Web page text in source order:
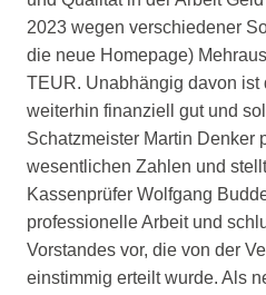
2023 wegen verschiedener
die neue Homepage)
TEUR. Unabhängig davon ist
weiterhin finanziell gut und
Schatzmeister Martin Denker
wesentlichen Zahlen und
Kassenprüfer Wolfgang
professionelle Arbeit und
Vorstandes vor, die von der
einstimmig erteilt wurde. Als